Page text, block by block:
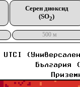
Серен диоксид
(SO2)
500 м